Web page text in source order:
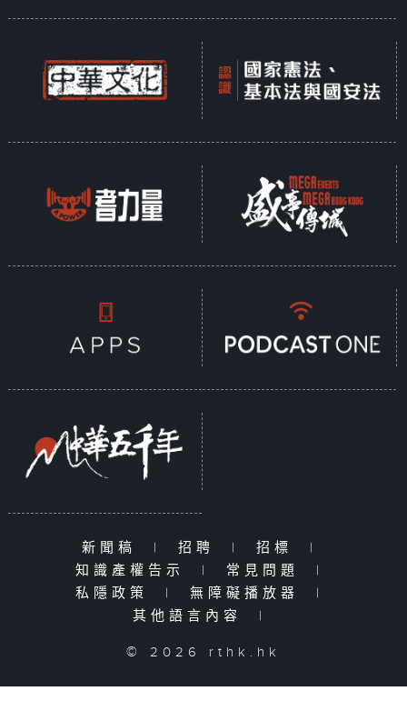
新聞稿 | 招聘 | 招標
|
知識產權告示
| 常見問題
|
私隱政策
| 無障礙播放器
|
其他語言內容
|
© 2026 rthk.hk